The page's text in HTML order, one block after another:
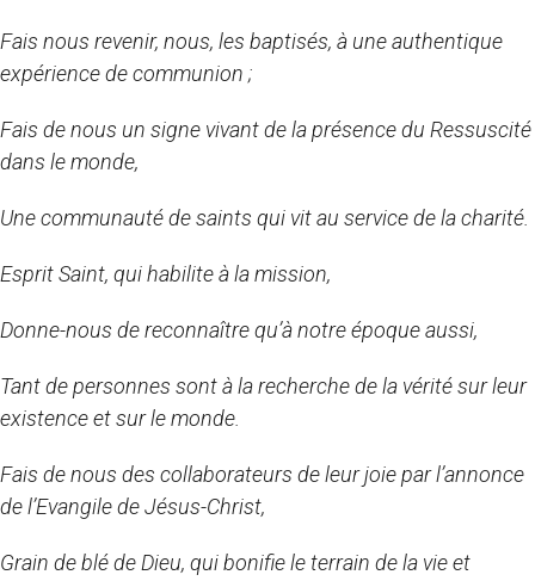
Fais nous revenir, nous, les baptisés, à une authentique
expérience de communion ;
Fais de nous un signe vivant de la présence du Ressuscité
dans le monde,
Une communauté de saints qui vit au service de la charité.
Esprit Saint, qui habilite à la mission,
Donne-nous de reconnaître qu’à notre époque aussi,
Tant de personnes sont à la recherche de la vérité sur leur
existence et sur le monde.
Fais de nous des collaborateurs de leur joie par l’annonce
de l’Evangile de Jésus-Christ,
Grain de blé de Dieu, qui bonifie le terrain de la vie et